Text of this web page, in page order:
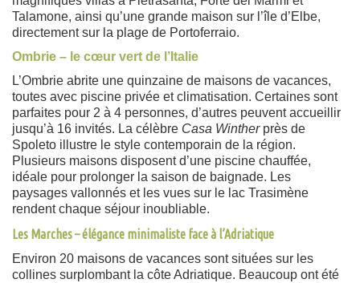
Talamone, ainsi qu’une grande maison sur l’île d’Elbe,
directement sur la plage de Portoferraio.
Ombrie – le cœur vert de l’Italie
L’Ombrie abrite une quinzaine de maisons de vacances,
toutes avec piscine privée et climatisation. Certaines sont
parfaites pour 2 à 4 personnes, d’autres peuvent accueillir
jusqu’à 16 invités. La célèbre Casa Wintherprès de
Spoleto illustre le style contemporain de la région.
Plusieurs maisons disposent d’une piscine chauffée,
idéale pour prolonger la saison de baignade. Les
paysages vallonnés et les vues sur le lac Trasimène
rendent chaque séjour inoubliable.
Les Marches – élégance minimaliste face à l’Adriatique
Environ 20 maisons de vacances sont situées sur les
collines surplombant la côte Adriatique. Beaucoup ont été